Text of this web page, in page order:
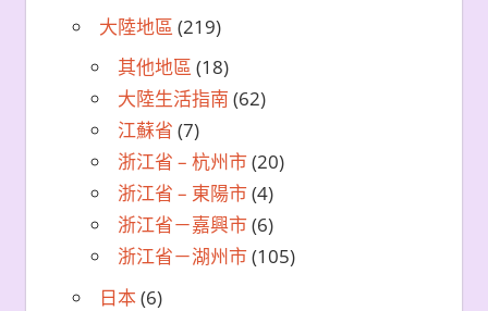
大陸地區 (219)
其他地區 (18)
大陸生活指南 (62)
江蘇省 (7)
浙江省 – 杭州市(20)
浙江省 – 東陽市(4)
浙江省－嘉興市(6)
浙江省－湖州市(105)
日本(6)